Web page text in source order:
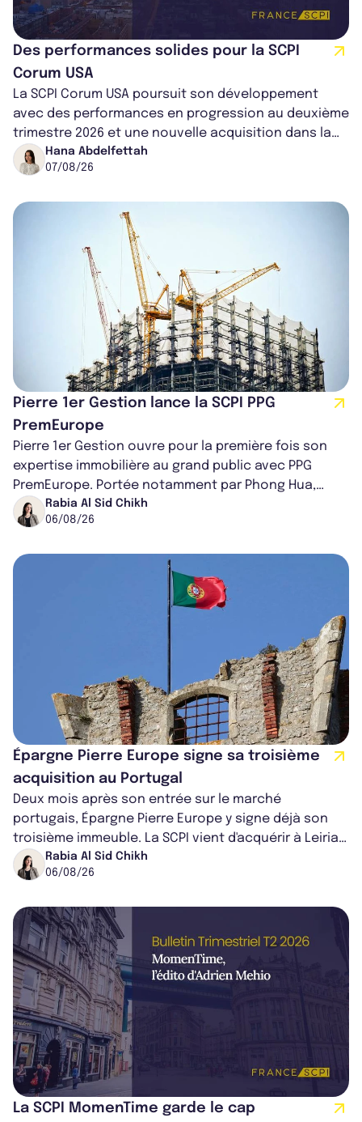
Des performances solides pour la SCPI
Corum USA
La SCPI Corum USA poursuit son développement
avec des performances en progression au deuxième
trimestre 2026 et une nouvelle acquisition dans la
région de Chicago. Entre hausse de...
Hana Abdelfettah
07/08/26
Pierre 1er Gestion lance la SCPI PPG
PremEurope
Pierre 1er Gestion ouvre pour la première fois son
expertise immobilière au grand public avec PPG
PremEurope. Portée notamment par Phong Hua,
ancien directeur des investissements d...
Rabia Al Sid Chikh
06/08/26
Épargne Pierre Europe signe sa troisième
acquisition au Portugal
Deux mois après son entrée sur le marché
portugais, Épargne Pierre Europe y signe déjà son
troisième immeuble. La SCPI vient d'acquérir à Leiria,
dans le centre du pays, un établis...
Rabia Al Sid Chikh
06/08/26
La SCPI MomenTime garde le cap